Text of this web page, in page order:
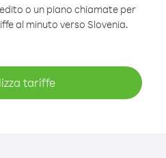
o un piano chiamate per
al minuto verso Slovenia.
tariffe